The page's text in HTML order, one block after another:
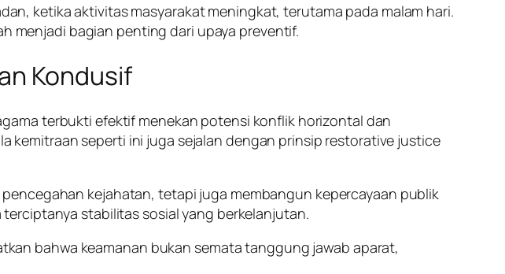
ketika aktivitas masyarakat meningkat, terutama pada malam hari.
menjadi bagian penting dari upaya preventif.
Kondusif
terbukti efektif menekan potensi konflik horizontal dan
kemitraan seperti ini juga sejalan dengan prinsip restorative justice
kejahatan, tetapi juga membangun kepercayaan publik
stabilitas sosial yang berkelanjutan.
bahwa keamanan bukan semata tanggung jawab aparat,